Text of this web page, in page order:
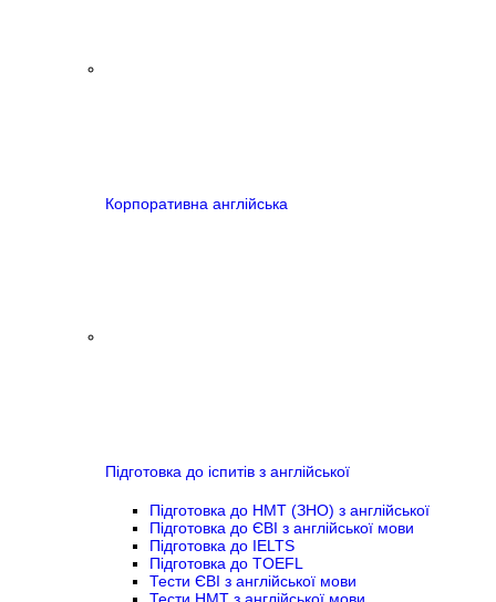
Корпоративна англійська
Підготовка до іспитів з англійської
Підготовка до НМТ (ЗНО) з англійської
Підготовка до ЄВІ з англійської мови
Підготовка до IELTS
Підготовка до TOEFL
Тести ЄВІ з англійської мови
Тести НМТ з англійської мови